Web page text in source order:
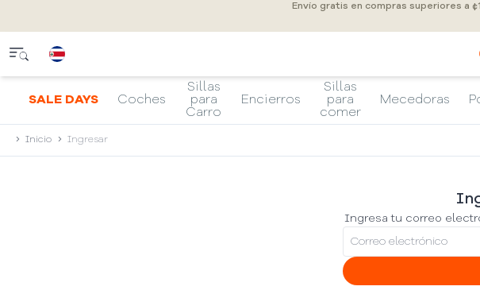
Envío gratis en compras superiores a
SALE DAYS Coches
Sillas
para
Carro
Encierros
Sillas
para
comer
Mecedoras
Inicio Ingresar
Ingresa tu correo